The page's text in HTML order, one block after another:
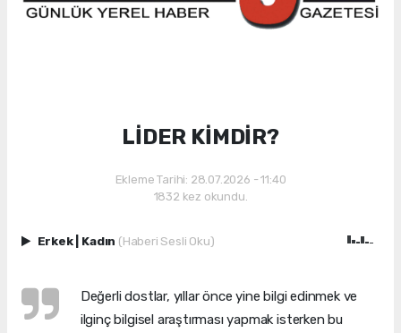
LİDER KİMDİR?
Ekleme Tarihi: 28.07.2026 - 11:40
1832 kez okundu.
Erkek Kadın (Haberi Sesli Oku)
Değerli dostlar, yıllar önce yine bilgi edinmek ve
ilginç bilgisel araştırması yapmak isterken bu